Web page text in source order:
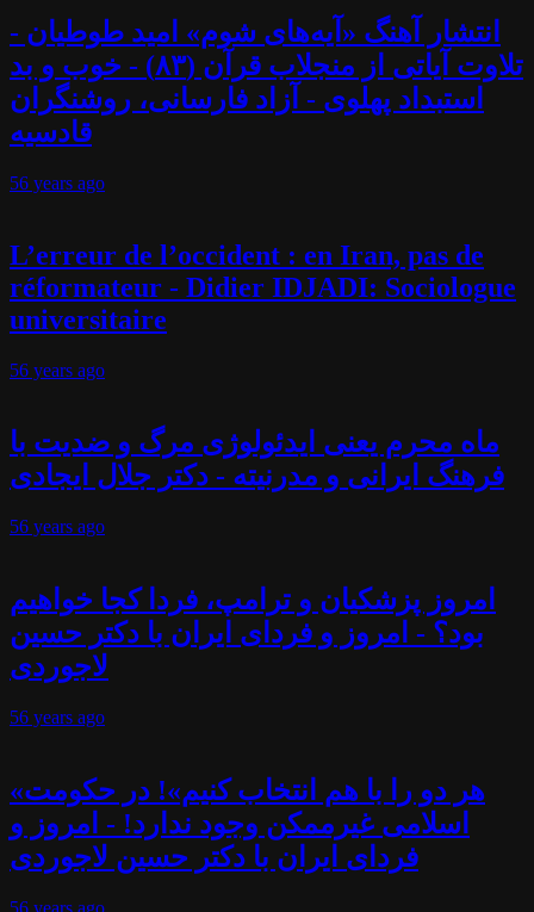
انتشار آهنگ «آیه‌های شوم» امید طوطیان -
تلاوت آیاتی از منجلاب قرآن (۸۳) - خوب و بد
استبداد پهلوی - آزاد فارسانی، روشنگران
قادسیه
56 years ago
L’erreur de l’occident : en Iran, pas de
réformateur - Didier IDJADI: Sociologue
universitaire
56 years ago
ماه محرم یعنی ایدئولوژی مرگ و ضدیت با
فرهنگ ایرانی و مدرنیته - دکتر جلال ایجادی
56 years ago
امروز پزشکیان و ترامپ، فردا کجا خواهیم
بود؟ - امروز و فردای ایران با دکتر حسین
لاجوردی
56 years ago
«هر دو را با هم انتخاب کنیم»! در حکومت
اسلامی غیرممکن وجود ندارد! - امروز و
فردای ایران با دکتر حسین لاجوردی
56 years ago